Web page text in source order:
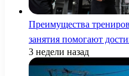
Преимущества
занятия помогают
3 недели назад